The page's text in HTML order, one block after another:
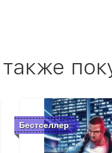
Бестселлер